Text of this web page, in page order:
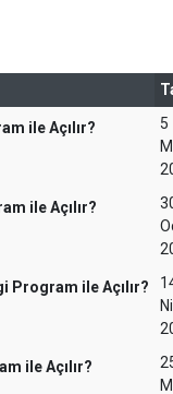
ile Açılır?
5
ile Açılır?
Program ile Açılır?
ile Açılır?